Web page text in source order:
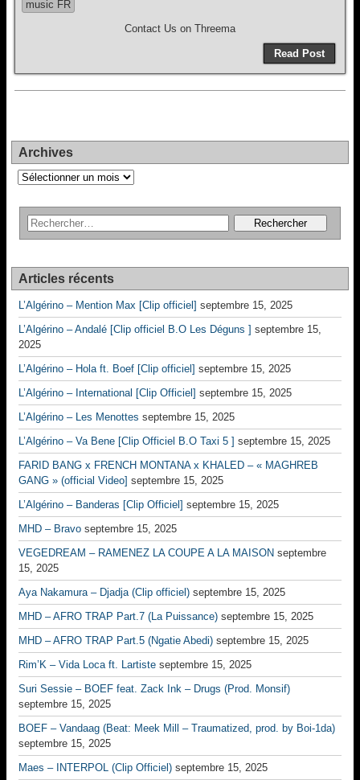
music FR
Contact Us on Threema
Read Post
Archives
Archives
Articles récents
L’Algérino – Mention Max [Clip officiel] septembre 15, 2025
L’Algérino – Andalé [Clip officiel B.O Les Déguns ] septembre 15,
2025
L’Algérino – Hola ft. Boef [Clip officiel] septembre 15, 2025
L’Algérino – International [Clip Officiel] septembre 15, 2025
L’Algérino – Les Menottes septembre 15, 2025
L’Algérino – Va Bene [Clip Officiel B.O Taxi 5 ] septembre 15, 2025
FARID BANG x FRENCH MONTANA x KHALED – « MAGHREB
GANG » (official Video] septembre 15, 2025
L’Algérino – Banderas [Clip Officiel] septembre 15, 2025
MHD – Bravo septembre 15, 2025
VEGEDREAM – RAMENEZ LA COUPE A LA MAISON septembre
15, 2025
Aya Nakamura – Djadja (Clip officiel) septembre 15, 2025
MHD – AFRO TRAP Part.7 (La Puissance) septembre 15, 2025
MHD – AFRO TRAP Part.5 (Ngatie Abedi) septembre 15, 2025
Rim’K – Vida Loca ft. Lartiste septembre 15, 2025
Suri Sessie – BOEF feat. Zack Ink – Drugs (Prod. Monsif)
septembre 15, 2025
BOEF – Vandaag (Beat: Meek Mill – Traumatized, prod. by Boi-1da)
septembre 15, 2025
Maes – INTERPOL (Clip Officiel) septembre 15, 2025